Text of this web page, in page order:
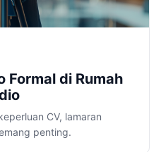
Formal di Rumah
CV, lamaran
penting.